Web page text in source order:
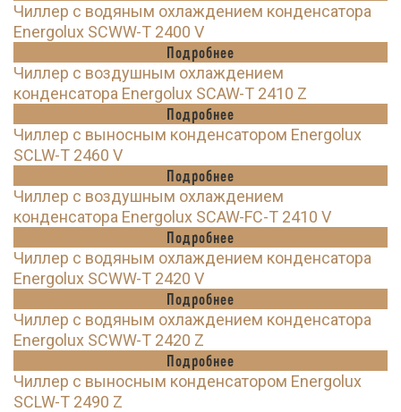
Чиллер с водяным охлаждением конденсатора
Energolux SCWW-T 2400 V
Подробнее
Чиллер с воздушным охлаждением
конденсатора Energolux SCAW-T 2410 Z
Подробнее
Чиллер с выносным конденсатором Energolux
SCLW-T 2460 V
Подробнее
Чиллер с воздушным охлаждением
конденсатора Energolux SCAW-FC-T 2410 V
Подробнее
Чиллер с водяным охлаждением конденсатора
Energolux SCWW-T 2420 V
Подробнее
Чиллер с водяным охлаждением конденсатора
Energolux SCWW-T 2420 Z
Подробнее
Чиллер с выносным конденсатором Energolux
SCLW-T 2490 Z